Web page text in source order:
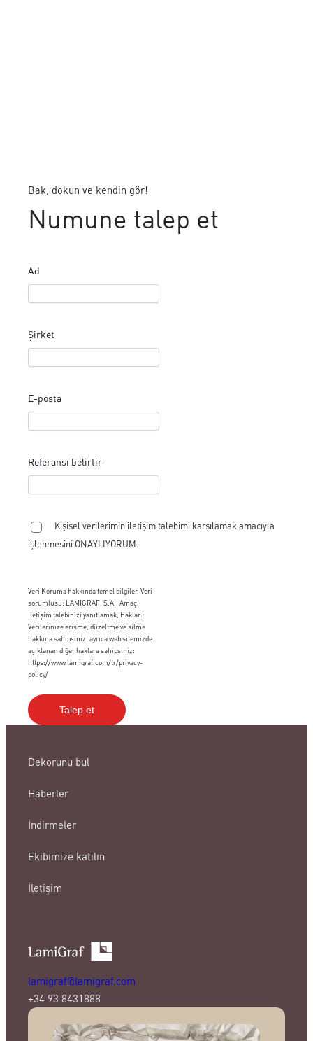
Bak, dokun ve kendin gör!
Numune talep et
Ad
Şirket
E-posta
Referansı belirtir
Kişisel verilerimin iletişim talebimi karşılamak amacıyla
işlenmesini ONAYLIYORUM.
Veri Koruma hakkında temel bilgiler. Veri
sorumlusu: LAMIGRAF, S.A.; Amaç:
İletişim talebinizi yanıtlamak; Haklar:
Verilerinize erişme, düzeltme ve silme
hakkına sahipsiniz, ayrıca web sitemizde
açıklanan diğer haklara sahipsiniz:
https://www.lamigraf.com/tr/privacy-
policy/
Dekorunu bul
Haberler
İndirmeler
Ekibimize katılın
İletişim
lamigraf@lamigraf.com
+34 93 8431888